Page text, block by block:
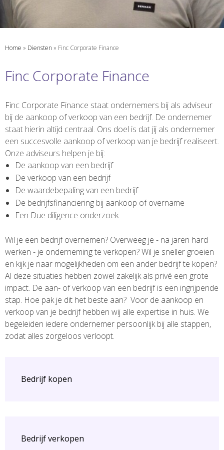
Home » Diensten » Finc Corporate Finance
Finc Corporate Finance
Finc Corporate Finance staat ondernemers bij als adviseur
bij de aankoop of verkoop van een bedrijf. De ondernemer
staat hierin altijd centraal. Ons doel is dat jij als ondernemer
een succesvolle aankoop of verkoop van je bedrijf realiseert.
Onze adviseurs helpen je bij:
De aankoop van een bedrijf
De verkoop van een bedrijf
De waardebepaling van een bedrijf
De bedrijfsfinanciering bij aankoop of overname
Een Due diligence onderzoek
Wil je een bedrijf overnemen? Overweeg je - na jaren hard
werken - je onderneming te verkopen? Wil je sneller groeien
en kijk je naar mogelijkheden om een ander bedrijf te kopen?
Al deze situaties hebben zowel zakelijk als privé een grote
impact. De aan- of verkoop van een bedrijf is een ingrijpende
stap. Hoe pak je dit het beste aan? Voor de aankoop en
verkoop van je bedrijf hebben wij alle expertise in huis. We
begeleiden iedere ondernemer persoonlijk bij alle stappen,
zodat alles zorgeloos verloopt.
Bedrijf kopen
Bedrijf verkopen